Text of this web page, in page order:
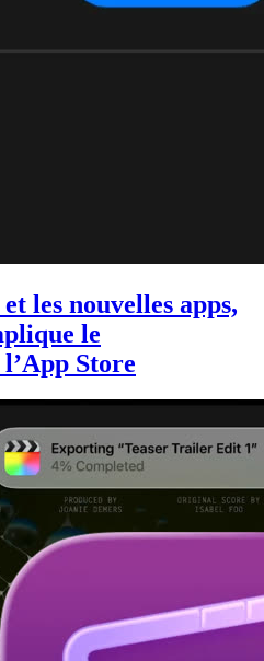
les nouvelles apps,
le
Store